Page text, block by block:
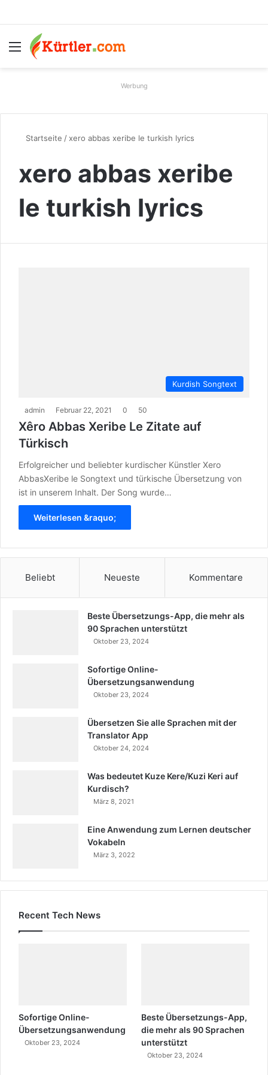
Menü
Werbung
Startseite / xero abbas xeribe le turkish lyrics
xero abbas xeribe
le turkish lyrics
Kurdish Songtext
admin Februar 22, 2021 0 50
Xêro Abbas Xeribe Le Zitate auf
Türkisch
Erfolgreicher und beliebter kurdischer Künstler Xero
AbbasXeribe le Songtext und türkische Übersetzung von
ist in unserem Inhalt. Der Song wurde…
Weiterlesen &raquo;
Beliebt Neueste Kommentare
Beste Übersetzungs-App, die mehr als
90 Sprachen unterstützt
Oktober 23, 2024
Sofortige Online-
Übersetzungsanwendung
Oktober 23, 2024
Übersetzen Sie alle Sprachen mit der
Translator App
Oktober 24, 2024
Was bedeutet Kuze Kere/Kuzi Keri auf
Kurdisch?
März 8, 2021
Eine Anwendung zum Lernen deutscher
Vokabeln
März 3, 2022
Recent Tech News
Sofortige Online-
Übersetzungsanwendung
Oktober 23, 2024
Beste Übersetzungs-App,
die mehr als 90 Sprachen
unterstützt
Oktober 23, 2024